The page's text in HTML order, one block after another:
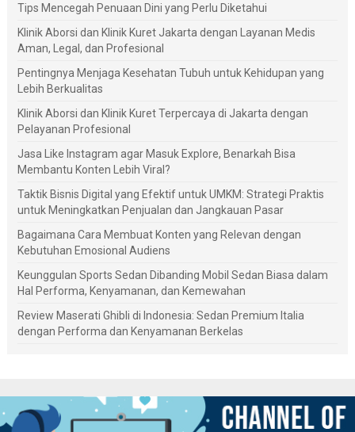
Tips Mencegah Penuaan Dini yang Perlu Diketahui
Klinik Aborsi dan Klinik Kuret Jakarta dengan Layanan Medis
Aman, Legal, dan Profesional
Pentingnya Menjaga Kesehatan Tubuh untuk Kehidupan yang
Lebih Berkualitas
Klinik Aborsi dan Klinik Kuret Terpercaya di Jakarta dengan
Pelayanan Profesional
Jasa Like Instagram agar Masuk Explore, Benarkah Bisa
Membantu Konten Lebih Viral?
Taktik Bisnis Digital yang Efektif untuk UMKM: Strategi Praktis
untuk Meningkatkan Penjualan dan Jangkauan Pasar
Bagaimana Cara Membuat Konten yang Relevan dengan
Kebutuhan Emosional Audiens
Keunggulan Sports Sedan Dibanding Mobil Sedan Biasa dalam
Hal Performa, Kenyamanan, dan Kemewahan
Review Maserati Ghibli di Indonesia: Sedan Premium Italia
dengan Performa dan Kenyamanan Berkelas